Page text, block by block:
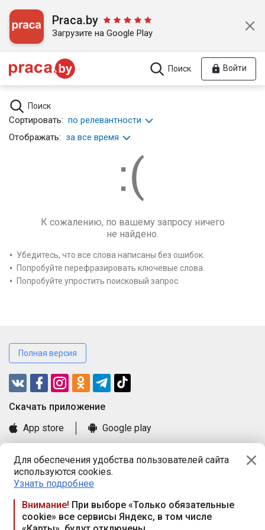
Для обеспечения удобства пользователей сайта
используются cookies.
Узнать подробнее
Внимание! При выборе «Только обязательные
cookie» все сервисы Яндекс, в том числе
Praca.by
Загрузите на Google Play
Поиск Войти
Поиск
Сортировать: по релевантности
Отображать: за все время
К сожалению, по вашему запросу ничего
не найдено.
Убедитесь, что все слова написаны без ошибок.
Попробуйте перефразировать ключевые слова.
Попробуйте упростить поисковый запрос.
Полная версия
Cкачать приложение
App store
Google play
Книга замечаний и предложений
Правила и документы
Praca.by © 2000—2026, ООО «ПРАЦА БАЙ»
Республика Беларусь, 220114, г. Минск, пр-т Независимости
117а, пом. № 9.